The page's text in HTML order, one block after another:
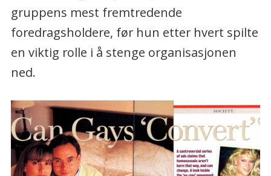
gruppens mest fremtredende
foredragsholdere, før hun etter hvert spilte
en viktig rolle i å stenge organisasjonen
ned.